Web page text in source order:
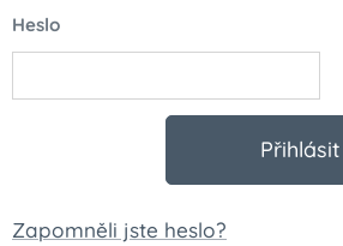
Heslo
Přihlásit
Zapomněli jste heslo?